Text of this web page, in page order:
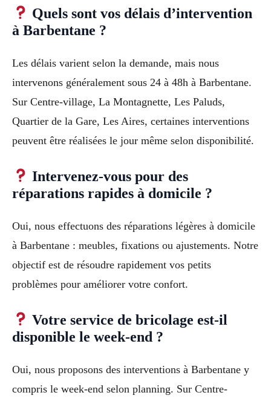
Quels sont vos délais d’intervention
à Barbentane ?
Les délais varient selon la demande, mais nous
intervenons généralement sous 24 à 48h à Barbentane.
Sur Centre-village, La Montagnette, Les Paluds,
Quartier de la Gare, Les Aires, certaines interventions
peuvent être réalisées le jour même selon disponibilité.
Intervenez-vous pour des
réparations rapides à domicile ?
Oui, nous effectuons des réparations légères à domicile
à Barbentane : meubles, fixations ou ajustements. Notre
objectif est de résoudre rapidement vos petits
problèmes pour améliorer votre confort.
Votre service de bricolage est-il
disponible le week-end ?
Oui, nous proposons des interventions à Barbentane y
compris le week-end selon planning. Sur Centre-